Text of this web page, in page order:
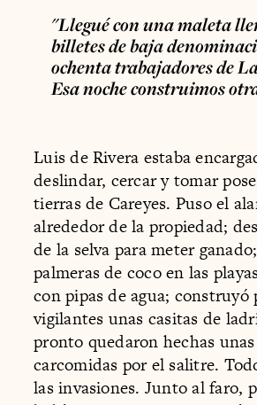
"Llegué con una maleta
billetes de baja
ochenta trabajadores de
Esa noche construimos
Luis de Rivera estaba
deslindar, cercar y tomar
tierras de Careyes. Puso el
alrededor de la propiedad;
de la selva para meter
palmeras de coco en las
con pipas de agua; construyó
vigilantes unas casitas de
pronto quedaron hechas
carcomidas por el salitre.
las invasiones. Junto al faro,